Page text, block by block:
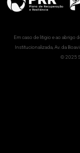
Em caso de litigio e ao abrigo
Institucionalizada, Av. da
© 2025